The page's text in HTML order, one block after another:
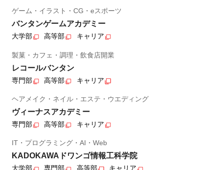
ゲーム・イラスト・CG・eスポーツ
バンタンゲームアカデミー
大学部 高等部 キャリア
製菓・カフェ・調理・飲食店開業
レコールバンタン
専門部 高等部 キャリア
ヘアメイク・ネイル・エステ・ウエディング
ヴィーナスアカデミー
専門部 高等部 キャリア
IT・プログラミング・AI・Web
KADOKAWAドワンゴ情報工科学院
大学部 専門部 高等部 キャリア